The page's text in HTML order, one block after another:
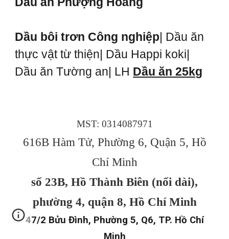
Dầu bôi trơn Công nghiệp| Dầu ăn
thực vật từ thiện| Dầu Happi koki|
Dầu ăn Tường an| LH Dầu ăn 25kg
MST: 0314087971
616B Hàm Tử, Phường 6, Quận 5, Hồ
Chí Minh
số 23B, Hồ Thành Biên (nối dài),
phường 4, quận 8, Hồ Chí Minh
47/2 Bửu Đình, Phường 5, Q6, TP. Hồ Chí
Minh